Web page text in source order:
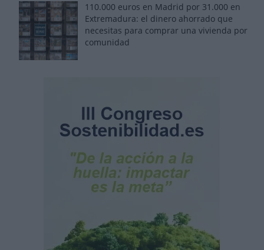
110.000 euros en Madrid por 31.000 en
Extremadura: el dinero ahorrado que
necesitas para comprar una vivienda por
comunidad